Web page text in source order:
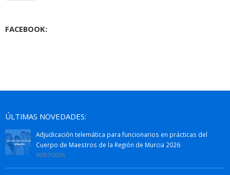
FACEBOOK:
ÚLTIMAS NOVEDADES:
Adjudicación telemática para funcionarios en prácticas del
Cuerpo de Maestros de la Región de Murcia 2026
30/07/2026